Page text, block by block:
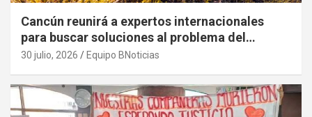
Cancún reunirá a expertos internacionales
para buscar soluciones al problema del
sargazo
30 julio, 2026 Equipo BNoticias